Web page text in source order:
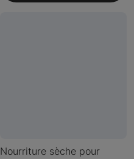
Nourriture sèche pour